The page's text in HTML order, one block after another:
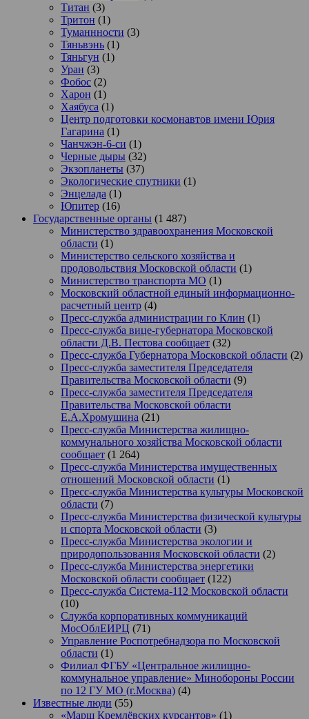
Титан (3)
Тритон (1)
Туманнности (3)
Тяньвэнь (1)
Тяньгун (1)
Уран (3)
Фобос (2)
Харон (1)
Хаябуса (1)
Центр подготовки космонавтов имени Юрия
Гагарина (1)
Чанчжэн-6-си (1)
Черные дыры (32)
Экзопланеты (37)
Экологические спутники (1)
Энцелада (1)
Юпитер (16)
Государственные органы (1 487)
Министерство здравоохранения Московской
области (1)
Министерство сельского хозяйства и
продовольствия Московской области (1)
Министерство транспорта МО (1)
Московский областной единый информационно-
расчетный центр (4)
Пресс-служба администрации го Клин (1)
Пресс-служба вице-губернатора Московской
области Д.В. Пестова сообщает (32)
Пресс-служба Губернатора Московской области (2)
Пресс-служба заместителя Председателя
Правительства Московской области (9)
Пресс-служба заместителя Председателя
Правительства Московской области
Е.А.Хромушина (21)
Пресс-служба Министерства жилищно-
коммунального хозяйства Московской области
сообщает (1 264)
Пресс-служба Министерства имущественных
отношений Московской области (1)
Пресс-служба Министерства культуры Московской
области (7)
Пресс-служба Министерства физической культуры
и спорта Московской области (3)
Пресс-служба Министерства экологии и
природопользования Московской области (2)
Пресс-служба Министерства энергетики
Московской области сообщает (122)
Пресс-служба Система-112 Московской области
(10)
Служба корпоративных коммуникаций
МосОблЕИРЦ (71)
Управление Роспотребнадзора по Московской
области (1)
Филиал ФГБУ «Центральное жилищно-
коммунальное управление» Минобороны России
по 12 ГУ МО (г.Москва) (4)
Известные люди (55)
«Марш Кремлёвских курсантов» (1)